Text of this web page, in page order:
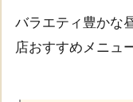
バラエティ豊かな
店おすすめメニュ